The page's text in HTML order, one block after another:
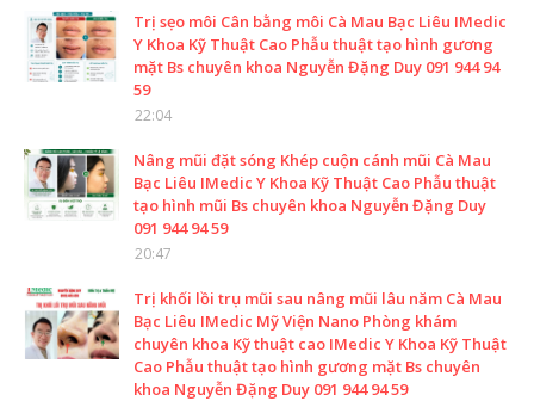
Trị sẹo môi Cân bằng môi Cà Mau Bạc Liêu IMedic
Y Khoa Kỹ Thuật Cao Phẫu thuật tạo hình gương
mặt Bs chuyên khoa Nguyễn Đặng Duy 091 944 94
59
22:04
Nâng mũi đặt sóng Khép cuộn cánh mũi Cà Mau
Bạc Liêu IMedic Y Khoa Kỹ Thuật Cao Phẫu thuật
tạo hình mũi Bs chuyên khoa Nguyễn Đặng Duy
091 944 94 59
20:47
Trị khối lồi trụ mũi sau nâng mũi lâu năm Cà Mau
Bạc Liêu IMedic Mỹ Viện Nano Phòng khám
chuyên khoa Kỹ thuật cao IMedic Y Khoa Kỹ Thuật
Cao Phẫu thuật tạo hình gương mặt Bs chuyên
khoa Nguyễn Đặng Duy 091 944 94 59